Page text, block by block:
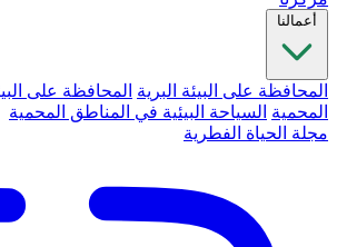
أعمالنا
المحافظة على البيئة البرية المحافظة على
المحمية السياحة البيئية في المناطق المحمية
مجلة الحياة الفطرية